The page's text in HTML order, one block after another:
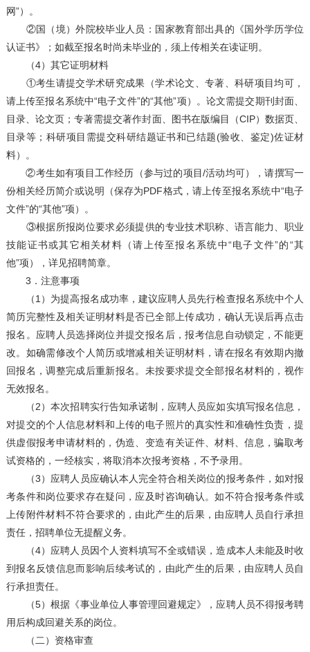
网”）。
②国（境）外院校毕业人员：国家教育部出具的《国外学历学位
认证书》；如截至报名时尚未毕业的，须上传相关在读证明。
（4）其它证明材料
①考生请提交学术研究成果（学术论文、专著、科研项目均可，
请上传至报名系统中“电子文件”的“其他”项）。论文需提交期刊封面、
目录、论文页；专著需提交著作封面、图书在版编目（CIP）数据页、
目录等；科研项目需提交科研结题证书和已结题(验收、鉴定)佐证材
料）。
②考生如有项目工作经历（参与过的项目/活动均可），请撰写一
份相关经历简介或说明（保存为PDF格式，请上传至报名系统中“电子
文件”的“其他”项）。
③根据所报岗位要求必须提供的专业技术职称、语言能力、职业
技能证书或其它相关材料（请上传至报名系统中“电子文件”的“其
他”项），详见招聘简章。
3．注意事项
（1）为提高报名成功率，建议应聘人员先行检查报名系统中个人
简历完整性及相关证明材料是否已全部上传成功，确认无误后再点击
报名。应聘人员选择岗位并提交报名后，报考信息自动锁定，不能更
改。如确需修改个人简历或增减相关证明材料，请在报名有效期内撤
回报名，调整完成后重新报名。未按要求提交全部报名材料的，视作
无效报名。
（2）本次招聘实行告知承诺制，应聘人员应如实填写报名信息，
对提交的个人信息材料和上传的电子照片的真实性和准确性负责，提
供虚假报考申请材料的，伪造、变造有关证件、材料、信息，骗取考
试资格的，一经核实，将取消本次报考资格，不予录用。
（3）应聘人员应确认本人完全符合相关岗位的报考条件，如对报
考条件和岗位要求存在疑问，应及时咨询确认。如不符合报考条件或
上传附件材料不符合要求的，由此产生的后果，由应聘人员自行承担
责任，招聘单位无提醒义务。
（4）应聘人员因个人资料填写不全或错误，造成本人未能及时收
到报名反馈信息而影响后续考试的，由此产生的后果，由应聘人员自
行承担责任。
（5）根据《事业单位人事管理回避规定》，应聘人员不得报考聘
用后构成回避关系的岗位。
（二）资格审查